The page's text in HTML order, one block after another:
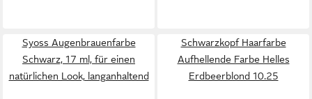
Syoss Augenbrauenfarbe
Schwarz, 17 ml, für einen
natürlichen Look, langanhaltend
Schwarzkopf Haarfarbe
Aufhellende Farbe Helles
Erdbeerblond 10.25